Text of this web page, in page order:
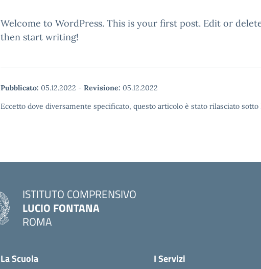
Welcome to WordPress. This is your first post. Edit or
then start writing!
Pubblicato: 05.12.2022 - Revisione: 05.12.2022
Eccetto dove diversamente specificato, questo articolo è stato rilasciato
ISTITUTO COMPRENSIVO
LUCIO FONTANA
ROMA
La Scuola I Servizi